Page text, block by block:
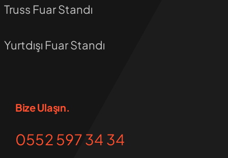
Truss Fuar Standı
Yurtdışı Fuar Standı
Bize Ulaşın.
0552 597 34 34